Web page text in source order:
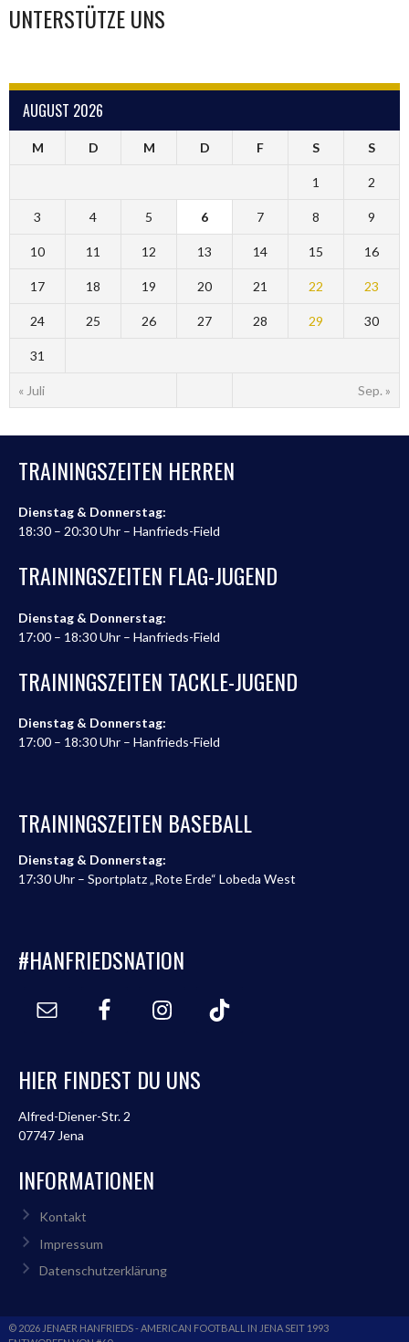
UNTERSTÜTZE UNS
AUGUST 2026
M D M D F S S
« Juli Sep. »
1 2
3 4 5 6 7 8 9
10 11 12 13 14 15 16
17 18 19 20 21 22 23
24 25 26 27 28 29 30
31
TRAININGSZEITEN HERREN
Dienstag & Donnerstag:
18:30 – 20:30 Uhr – Hanfrieds-Field
TRAININGSZEITEN FLAG-JUGEND
Dienstag & Donnerstag:
17:00 – 18:30 Uhr – Hanfrieds-Field
TRAININGSZEITEN TACKLE-JUGEND
Dienstag & Donnerstag:
17:00 – 18:30 Uhr – Hanfrieds-Field
TRAININGSZEITEN BASEBALL
Dienstag & Donnerstag:
17:30 Uhr – Sportplatz „Rote Erde“ Lobeda West
#HANFRIEDSNATION
HIER FINDEST DU UNS
Alfred-Diener-Str. 2
07747 Jena
INFORMATIONEN
Kontakt
Impressum
Datenschutzerklärung
© 2026 JENAER HANFRIEDS - AMERICAN FOOTBALL IN JENA SEIT 1993